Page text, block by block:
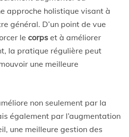
approche holistique visant à
général. D’un point de vue
le corps et à améliorer
la pratique régulière peut
une meilleure
non seulement par la
également par l’augmentation
une meilleure gestion des